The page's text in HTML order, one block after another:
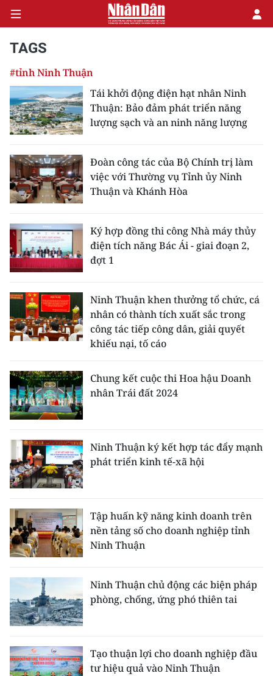
CHÍNH TRỊ
KINH TẾ
XÃ HỘI
PHÁP LUẬT
DU LỊCH
THẾ GIỚI
GIÁO DỤC
KHOA HỌC - CÔNG NGHỆ
MÔI TRƯỜNG
KIỂM CHỨNG THÔNG TIN
TRI THỨC CHUYÊN SÂU
54 DÂN TỘC VIỆT NAM
CHƯƠNG TRÌNH OCOP - MỖI XÃ
RADIO
E-Magazine
TAGS
#tỉnh Ninh Thuận
Tái khởi động điện hạt nhân Ninh
Thuận: Bảo đảm phát triển năng
lượng sạch và an ninh năng lượng
Đoàn công tác của Bộ Chính trị làm
việc với Thường vụ Tỉnh ủy Ninh
Thuận và Khánh Hòa
Ký hợp đồng thi công Nhà máy thủy
điện tích năng Bác Ái - giai đoạn 2,
đợt 1
Ninh Thuận khen thưởng tổ chức, cá
nhân có thành tích xuất sắc trong
công tác tiếp công dân, giải quyết
khiếu nại, tố cáo
Chung kết cuộc thi Hoa hậu Doanh
nhân Trái đất 2024
Ninh Thuận ký kết hợp tác đẩy mạnh
phát triển kinh tế-xã hội
Tập huấn kỹ năng kinh doanh trên
nền tảng số cho doanh nghiệp tỉnh
Ninh Thuận
Ninh Thuận chủ động các biện pháp
phòng, chống, ứng phó thiên tai
Tạo thuận lợi cho doanh nghiệp đầu
tư hiệu quả vào Ninh Thuận